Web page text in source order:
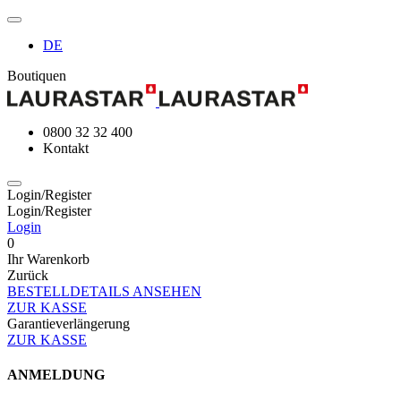
DE
Boutiquen
0800 32 32 400
Kontakt
Login/Register
Login/Register
Login
0
Ihr Warenkorb
Zurück
BESTELLDETAILS ANSEHEN
ZUR KASSE
Garantieverlängerung
ZUR KASSE
ANMELDUNG